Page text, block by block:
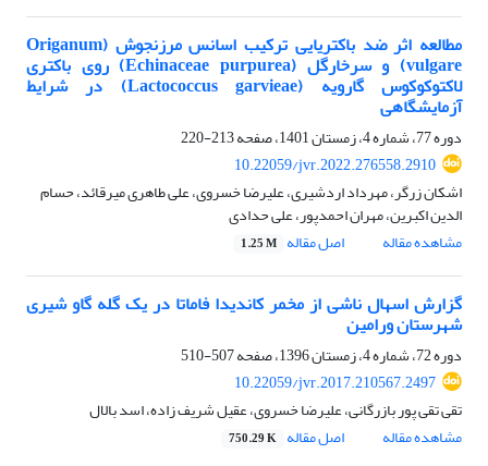
مطالعه اثر ضد باکتریایی ترکیب اسانس مرزنجوش (Origanum
vulgare) و سرخارگل (Echinaceae purpurea) روی باکتری
لاکتوکوکوس گارویه (Lactococcus garvieae) در شرایط
آزمایشگاهی
دوره 77، شماره 4، زمستان 1401، صفحه
213-220
10.22059/jvr.2022.276558.2910
اشکان زرگر، مهرداد اردشیری، علیرضا خسروی، علی طاهری میرقائد، حسام
الدین اکبرین، مهران احمدپور، علی حدادی
مشاهده مقاله
اصل مقاله 1.25 M
گزارش اسهال ناشی از مخمر کاندیدا فاماتا در یک گله گاو شیری
شهرستان ورامین
دوره 72، شماره 4، زمستان 1396، صفحه
507-510
10.22059/jvr.2017.210567.2497
تقی تقی پور بازرگانی، علیرضا خسروی، عقیل شریف زاده، اسد بالال
مشاهده مقاله
اصل مقاله 750.29 K